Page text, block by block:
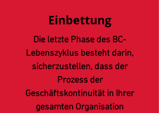
Einbettung
Die letzte Phase des BC-
Lebenszyklus besteht darin,
sicherzustellen, dass der
Prozess der
Geschäftskontinuität in Ihrer
gesamten Organisation